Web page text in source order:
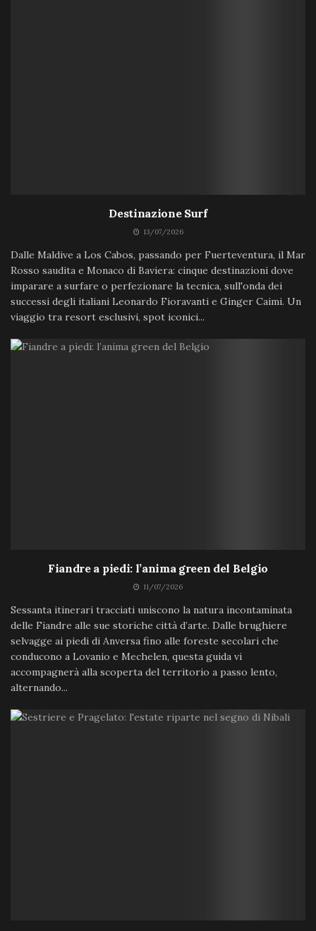
Destinazione Surf
13/07/2026
Dalle Maldive a Los Cabos, passando per Fuerteventura, il Mar
Rosso saudita e Monaco di Baviera: cinque destinazioni dove
imparare a surfare o perfezionare la tecnica, sull'onda dei
successi degli italiani Leonardo Fioravanti e Ginger Caimi. Un
viaggio tra resort esclusivi, spot iconici...
Fiandre a piedi: l’anima green del Belgio
11/07/2026
Sessanta itinerari tracciati uniscono la natura incontaminata
delle Fiandre alle sue storiche città d’arte. Dalle brughiere
selvagge ai piedi di Anversa fino alle foreste secolari che
conducono a Lovanio e Mechelen, questa guida vi
accompagnerà alla scoperta del territorio a passo lento,
alternando...